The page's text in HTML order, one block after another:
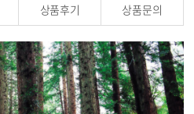
상품후기 상품문의